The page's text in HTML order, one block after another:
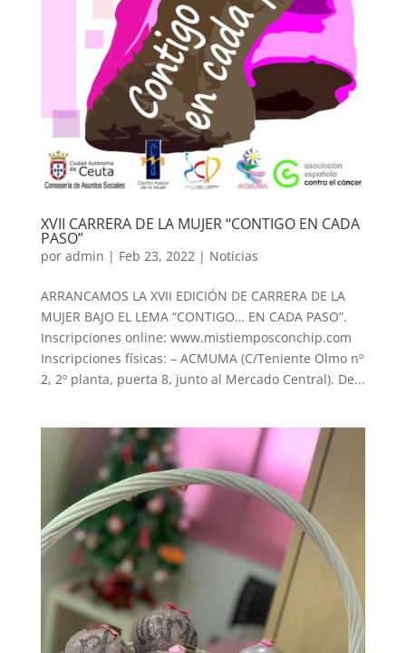
XVII CARRERA DE LA MUJER “CONTIGO EN CADA
PASO”
por admin | Feb 23, 2022 | Noticias
ARRANCAMOS LA XVII EDICIÓN DE CARRERA DE LA
MUJER BAJO EL LEMA “CONTIGO… EN CADA PASO”.
Inscripciones online: www.mistiemposconchip.com
Inscripciones físicas: – ACMUMA (C/Teniente Olmo nº
2, 2º planta, puerta 8, junto al Mercado Central). De...